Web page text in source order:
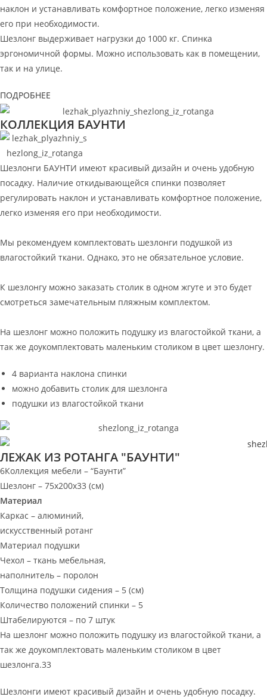
наклон и устанавливать комфортное положение, легко изменяя
его при необходимости.
Шезлонг выдерживает нагрузки до 1000 кг. Спинка
эргономичной формы. Можно использовать как в помещении,
так и на улице.
ПОДРОБНЕЕ
КОЛЛЕКЦИЯ БАУНТИ
Шезлонги БАУНТИ имеют красивый дизайн и очень удобную
посадку. Наличие откидывающейся спинки позволяет
регулировать наклон и устанавливать комфортное положение,
легко изменяя его при необходимости.
Мы рекомендуем комплектовать шезлонги подушкой из
влагостойкий ткани. Однако, это не обязательное условие.
К шезлонгу можно заказать столик в одном жгуте и это будет
смотреться замечательным пляжным комплектом.
На шезлонг можно положить подушку из влагостойкой ткани, а
так же доукомплектовать маленьким столиком в цвет шезлонгу.
4 варианта наклона спинки
можно добавить столик для шезлонга
подушки из влагостойкой ткани
ЛЕЖАК ИЗ РОТАНГА "БАУНТИ"
6Коллекция мебели – “Баунти”
Шезлонг – 75х200х33 (см)
Материал
Каркас – алюминий,
искусственный ротанг
Материал подушки
Чехол – ткань мебельная,
наполнитель – поролон
Толщина подушки сидения – 5 (см)
Количество положений спинки – 5
Штабелируются – по 7 штук
На шезлонг можно положить подушку из влагостойкой ткани, а
так же доукомплектовать маленьким столиком в цвет
шезлонга.33
Шезлонги имеют красивый дизайн и очень удобную посадку.